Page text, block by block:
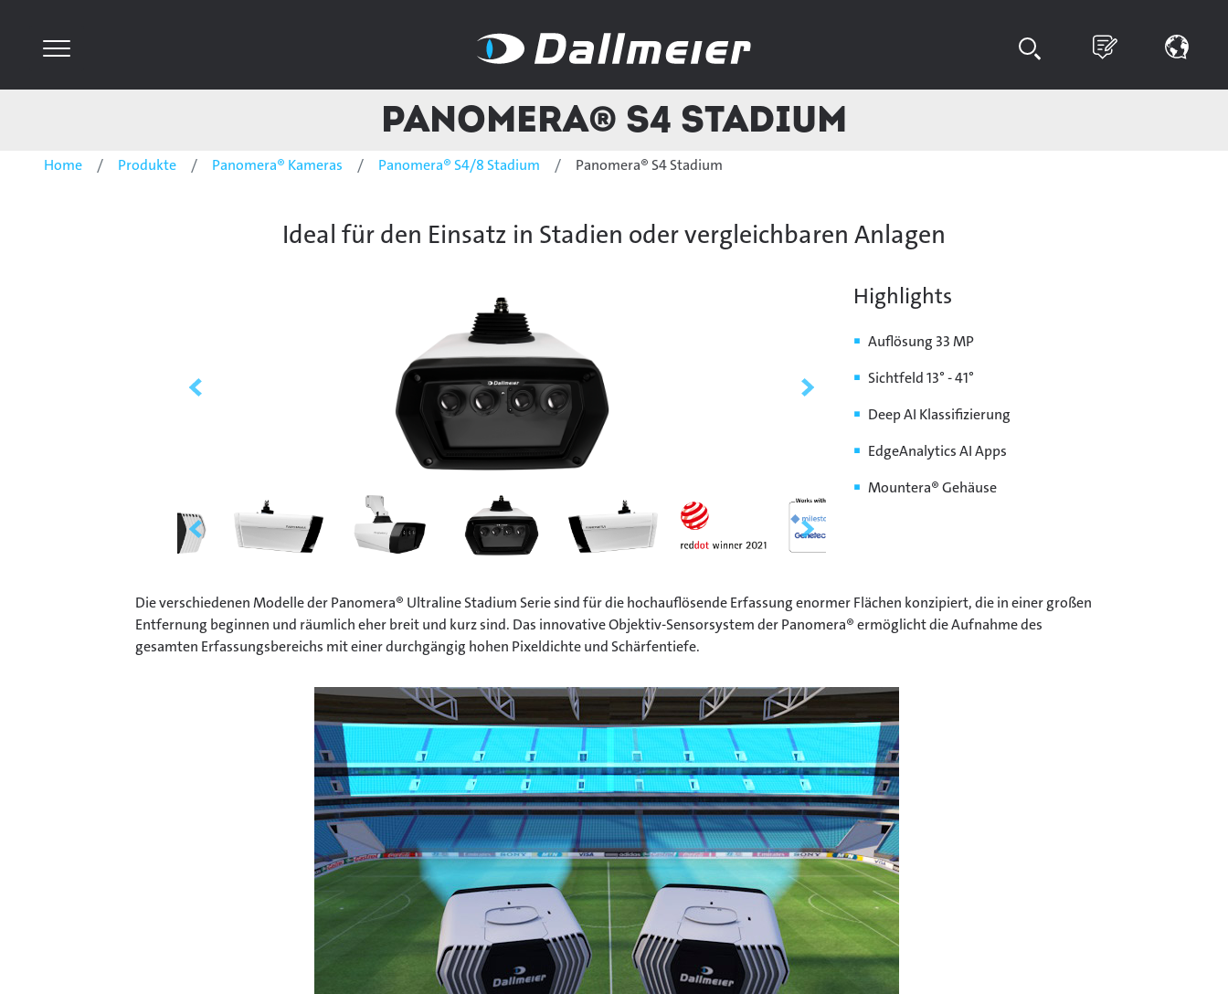
Panomera® S4 Stadium
Home Produkte Panomera® Kameras Panomera® S4/8 Stadium Panomera® S4 Stadium
Ideal für den Einsatz in Stadien oder vergleichbaren Anlagen
Highlights
Auflösung 33 MP
Sichtfeld 13° - 41°
Deep AI Klassifizierung
EdgeAnalytics AI Apps
Mountera® Gehäuse
Die verschiedenen Modelle der Panomera® Ultraline Stadium Serie sind für die hochauflösende Erfassung enormer Flächen konzipiert, die in einer großen
Entfernung beginnen und räumlich eher breit und kurz sind. Das innovative Objektiv-Sensorsystem der Panomera® ermöglicht die Aufnahme des
gesamten Erfassungsbereichs mit einer durchgängig hohen Pixeldichte und Schärfentiefe.